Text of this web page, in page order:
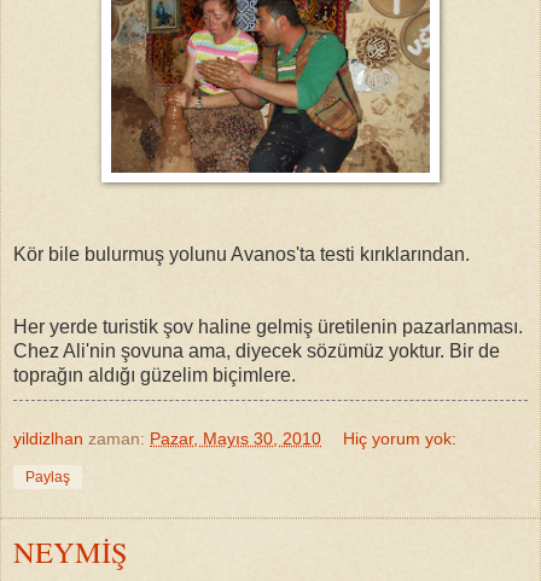
Kör bile bulurmuş yolunu Avanos'ta testi kırıklarından.
Her yerde turistik şov haline gelmiş üretilenin pazarlanması.
Chez Ali'nin şovuna ama, diyecek sözümüz yoktur. Bir de
toprağın aldığı güzelim biçimlere.
yildizlhan zaman: Pazar, Mayıs 30, 2010 Hiç yorum yok:
Paylaş
NEYMİŞ